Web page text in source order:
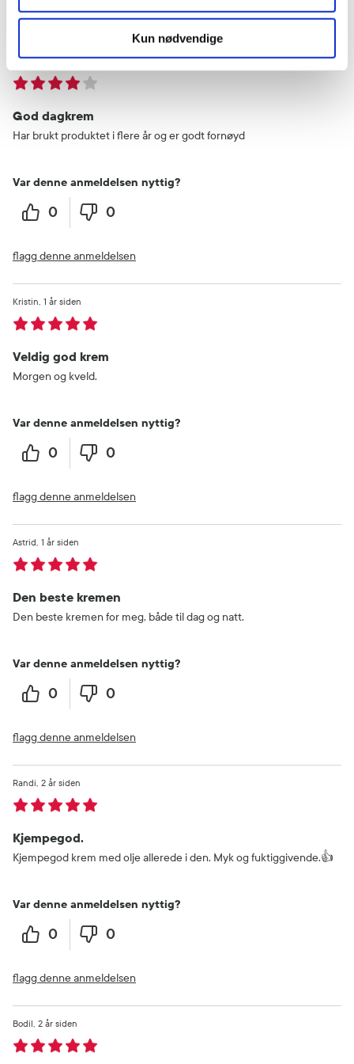
Kun nødvendige
flagg denne anmeldelsen
God dagkrem
10 måneder siden
Gro
Har brukt produktet i flere år og er godt fornøyd
Var denne anmeldelsen nyttig?
0 0
flagg denne anmeldelsen
Veldig god krem
1 år siden
Kristin
Morgen og kveld.
Var denne anmeldelsen nyttig?
0 0
flagg denne anmeldelsen
Den beste kremen
1 år siden
Astrid
Den beste kremen for meg, både til dag og natt.
Var denne anmeldelsen nyttig?
0 0
flagg denne anmeldelsen
Kjempegod.
2 år siden
Randi
Kjempegod krem med olje allerede i den. Myk og fuktiggivende.👍
Var denne anmeldelsen nyttig?
0 0
flagg denne anmeldelsen
2 år siden
Bodil